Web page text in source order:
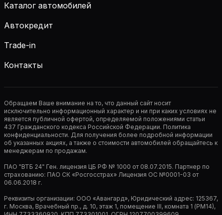
Каталог автомобилей
Автокредит
Trade-in
Контакты
Обращаем Ваше внимание на то, что данный сайт носит
исключительно информационный характер и ни при каких условиях не
является публичной офертой, определяемой положениями статьи
437 Гражданского кодекса Российской Федерации. Политика
конфиденциальности. Для получения более подробной информации
об указанных акциях, а также о стоимости автомобилей обращайтесь к
менеджерам по продажам.
ПАО "ВТБ 24" Ген. лицензия ЦБ РФ № 1000 от 08.07.2015. Партнер по
страхованию: ПАО СК «Росгосстрах» Лицензия ОС №0001-03 от
06.06.2018 г.
Реквизиты организации: ООО «Авангард», Юридический адрес: 125367,
г. Москва, Врачебный пр., д. 10, этаж 1, помещение III, комната 1 (РМ14),